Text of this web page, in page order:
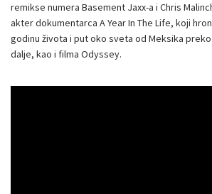
remikse numera Basement Jaxx-a i Chris
akter dokumentarca A Year In The Life, koji
godinu života i put oko sveta od Meksika
dalje, kao i filma Odyssey.